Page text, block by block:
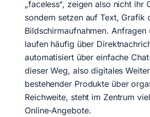
„faceless“, zeigen also nicht ihr
sondern setzen auf Text, Grafik
Bildschirmaufnahmen. Anfragen
laufen häufig über
automatisiert über einfache
dieser Weg, also digitales
bestehender Produkte über
Reichweite, steht im Zentrum
Online-Angebote.